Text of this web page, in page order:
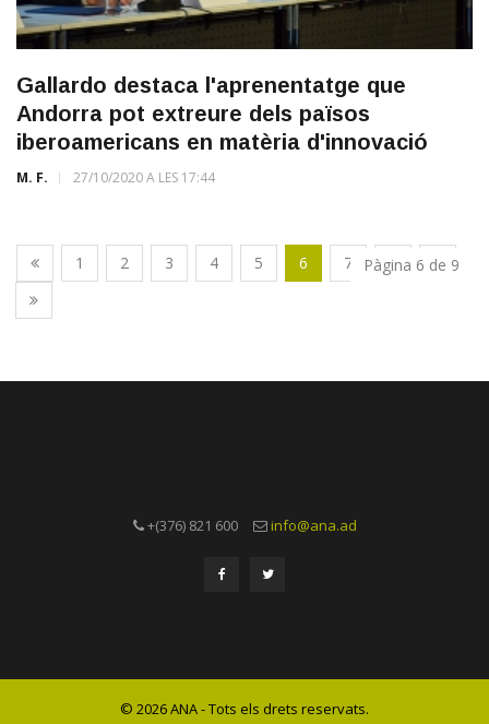
Gallardo destaca l'aprenentatge que
Andorra pot extreure dels països
iberoamericans en matèria d'innovació
M. F. 27/10/2020 A LES 17:44
1 2 3 4 5 6 7 8 9
Pàgina 6 de 9
+(376) 821 600 info@ana.ad
© 2026 ANA - Tots els drets reservats.